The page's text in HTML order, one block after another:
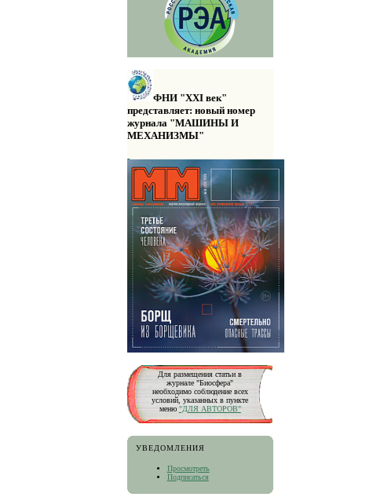
ФНИ "XXI век"
представляет: новый номер
журнала "МАШИНЫ И
МЕХАНИЗМЫ"
Для размещения статьи в
журнале "Биосфера"
необходимо соблюдение всех
условий, указанных в пункте
меню "ДЛЯ АВТОРОВ"
УВЕДОМЛЕНИЯ
Просмотреть
Подписаться